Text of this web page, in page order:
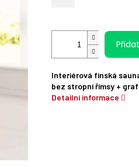
Interiérová finská
bez stropní římsy +
Detailní informace